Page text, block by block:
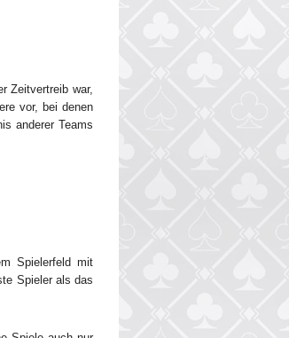
Zeitvertreib war,
vor, bei denen
anderer Teams
Spielerfeld mit
Spieler als das